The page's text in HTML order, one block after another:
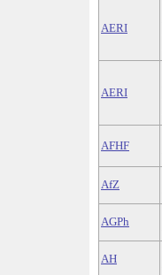
AERI
AERI
AFHF
AfZ
AGPh
AH